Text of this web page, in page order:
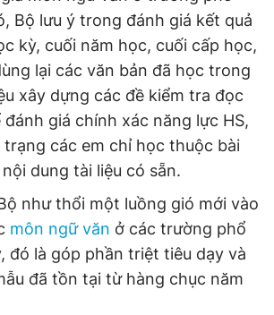
thuộc về Báo Thanh Niên. Cấm sao
thức nếu không có sự chấp thuận bằng văn
Technologies, JSC.
Bộ lưu ý trong đánh giá kết quả
kỳ, cuối năm học, cuối cấp học,
lại các văn bản đã học trong
xây dựng các đề kiểm tra đọc
đánh giá chính xác năng lực HS,
các em chỉ học thuộc bài
dung tài liệu có sẵn.
như thổi một luồng gió mới vào
môn ngữ văn ở các trường phổ
đó là góp phần triệt tiêu dạy và
đã tồn tại từ hàng chục năm